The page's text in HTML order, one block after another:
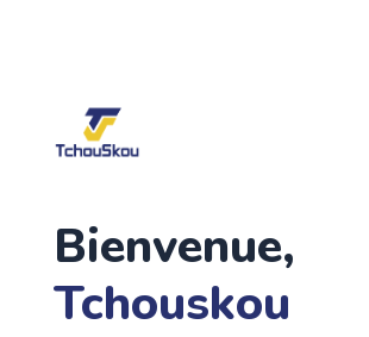
Bienvenue,
Tchouskou